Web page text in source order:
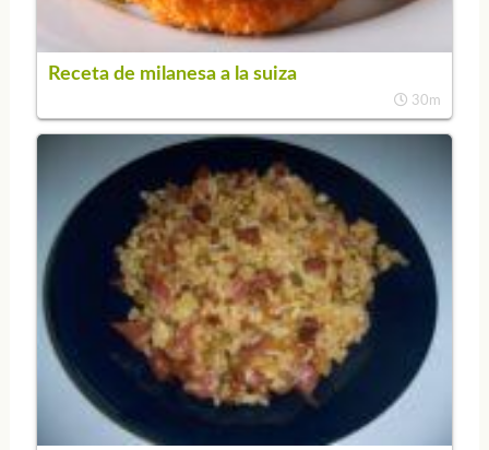
Receta de milanesa a la suiza
30m